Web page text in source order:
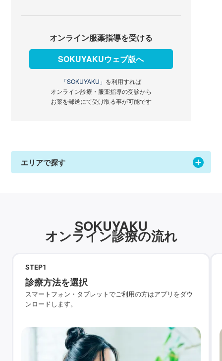
オンライン服薬指導を受ける
SOKUYAKUウェブ版へ
「SOKUYAKU」 を利用すれば
オンライン診療・服薬指導の受診から
お薬を郵送にて受け取る事が可能です
エリアで探す
SOKUYAKU
オンライン診療の流れ
STEP1
診療方法を選択
スマートフォン・タブレットでご利用の方はアプリをダウ
ンロードします。